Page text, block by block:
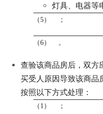
灯具、电器等
（5） ；
（6） 。
查验该商品房后，双方
买受人原因导致该商品
按照以下方式处理：
（1） ；